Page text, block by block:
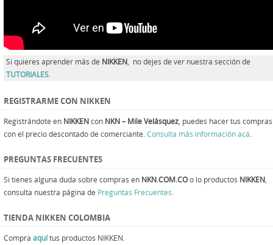
Si quieres aprender más de NIKKEN, no dejes de ver nuestra sección de
TUTORIALES.
REGISTRARME CON NIKKEN
Registrándote en NIKKENcon NKN – Mile Velásquez , puedes hacer tus compras
con el precio descontado de comerciante. Consulta más información acá
PREGUNTAS FRECUENTES
Si tienes alguna duda sobre compras en NKN.COM.COo lo productos NIKKEN
consulta nuestra página de Preguntas Frecuentes
TIENDA NIKKEN COLOMBIA
Compra aquítus productos NIKKEN.